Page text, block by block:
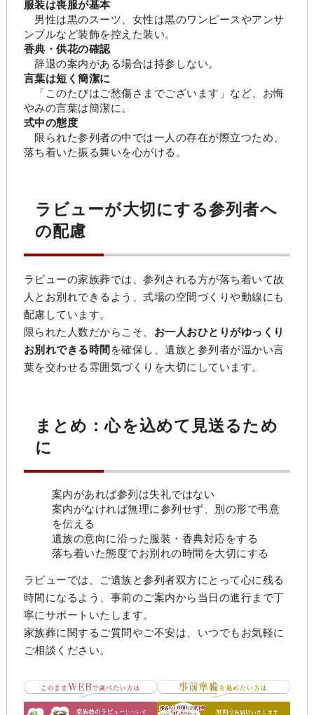
服装は喪服が基本
男性は黒のスーツ、女性は黒のワンピースやアンサ
ンブルなど装飾を控えた装い。
香典・供花の確認
辞退の案内がある場合は持参しない。
言葉は短く簡潔に
「このたびはご愁傷さまでございます」など、お悔
やみの言葉は簡潔に。
式中の態度
限られた参列者の中では一人の存在が際立つため、
落ち着いた振る舞いを心がける。
ラビューが大切にする参列者へ
の配慮
ラビューの家族葬では、参列される方が落ち着いて故
人とお別れできるよう、式場の空間づくりや動線にも
配慮しています。
限られた人数だからこそ、 お一人おひとりがゆっくり
お別れできる時間 を確保し、遺族と参列者が温かい言
葉を交わせる雰囲気づくりを大切にしています。
まとめ：心を込めて見送るため
に
案内があれば参列は失礼ではない
案内がなければ無理に参列せず、別の形で弔意
を伝える
遺族の意向に沿った服装・香典対応をする
落ち着いた態度でお別れの時間を大切にする
ラビューでは、ご遺族と参列者双方にとって心に残る
時間になるよう、事前のご案内から当日の進行まで丁
寧にサポートいたします。
家族葬に関するご質問やご不安は、いつでもお気軽に
ご相談ください。